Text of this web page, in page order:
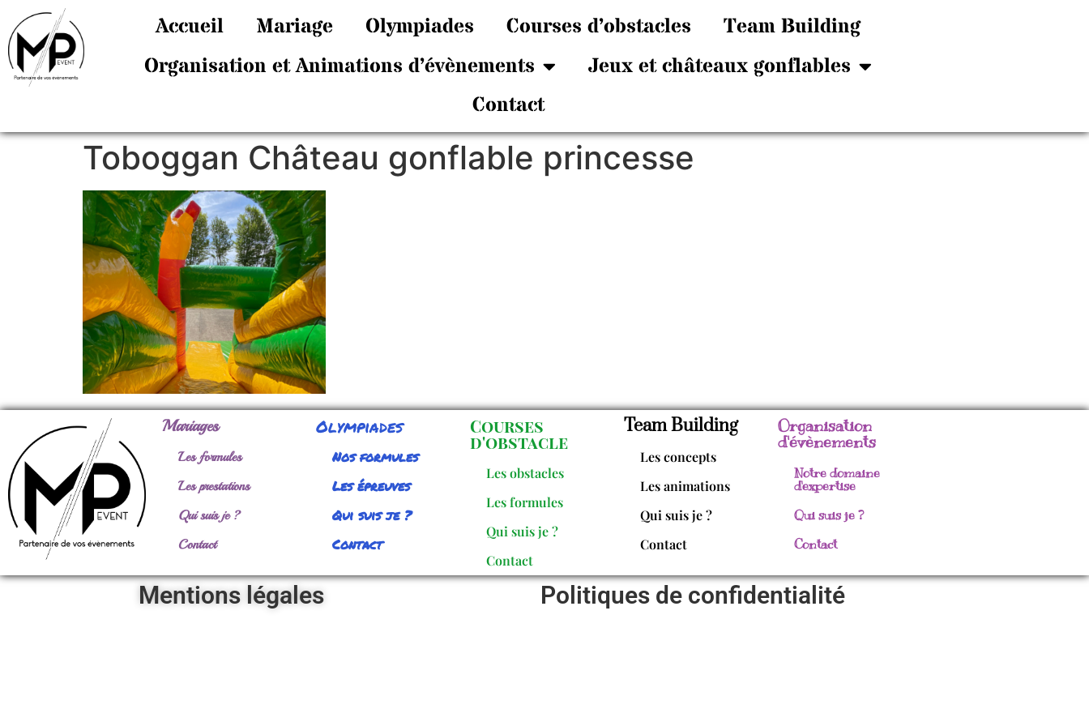
Accueil Mariage Olympiades Courses d’obstacles
Team Building
Organisation et Animations d’évènements
Jeux et châteaux gonflables
Contact
Toboggan Château gonflable princesse
Mariages
Les formules
Les prestations
Qui suis je ?
Contact
Olympiades
Nos formules
Les épreuves
Qui suis je ?
Contact
Courses
d'obstacle
Les obstacles
Les formules
Qui suis je ?
Contact
Team Building
Les concepts
Les animations
Qui suis je ?
Contact
Organisation
d'évènements
Notre domaine
d'expertise
Qui suis je ?
Contact
Mentions légales Politiques de confidentialité